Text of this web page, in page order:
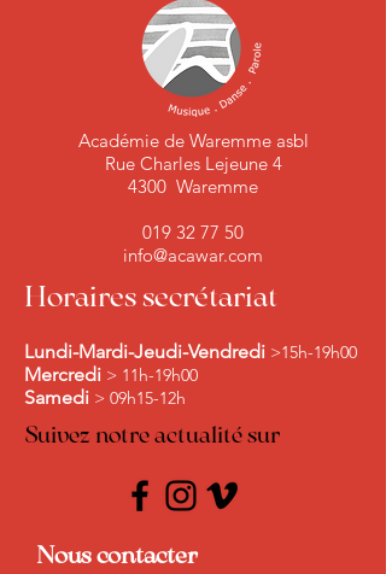
Académie de Waremme asbl
Rue Charles Lejeune 4
4300 Waremme
019 32 77 50
info@acawar.com
Horaires secrétariat
Lundi-Mardi-Jeudi-Vendredi >15h-19h00
Mercredi > 11h-19h00
Samedi > 09h15-12h
Suivez notre actualité sur
Nous contacter